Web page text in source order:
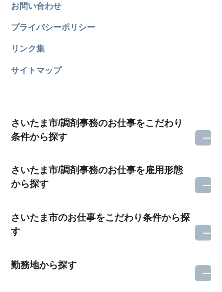
お問い合わせ
プライバシーポリシー
リンク集
サイトマップ
さいたま市/調剤事務のお仕事をこだわり
条件から探す
さいたま市/調剤事務のお仕事を雇用形態
から探す
さいたま市のお仕事をこだわり条件から探
す
勤務地から探す